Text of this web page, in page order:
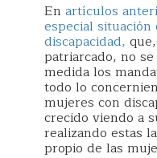
En artículos
especial
discapacidad,
patriarcado, no
medida los
todo lo
mujeres con
crecido viendo a
realizando estas
propio de las